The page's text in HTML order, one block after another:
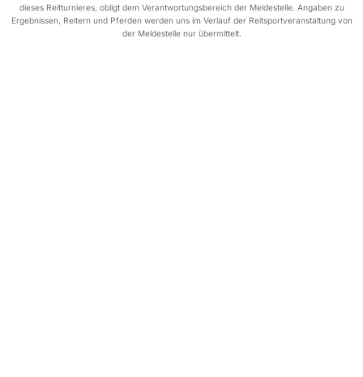
dieses Reitturnieres, obligt dem Verantwortungsbereich der Meldestelle. Angaben zu
Ergebnissen, Reitern und Pferden werden uns im Verlauf der Reitsportveranstaltung von
der Meldestelle nur übermittelt.